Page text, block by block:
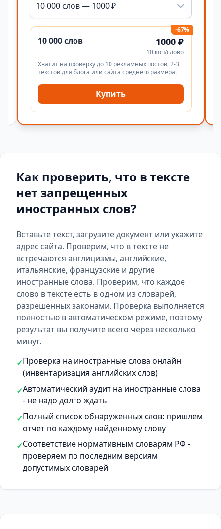
10 000 слов — 1000 ₽
-67%
10 000 слов 1000 ₽
10 коп/слово
Хватит на проверку до 10 рекламных постов, 2-3
текстов для блога или сайта среднего размера.
Купить
Как проверить, что в тексте
нет запрещенных
иностранных слов?
Вставьте текст, загрузите документ или укажите
адрес сайта. Проверим, что в тексте не
встречаются англицизмы, английские,
итальянские, французские и другие
иностранные слова. Проверим, что каждое
слово в тексте есть в одном из словарей,
разрешенных законами. Проверка выполняется
полностью в автоматическом режиме, поэтому
результат вы получите всего через несколько
минут.
✓Проверка на иностранные слова онлайн
(инвентаризация английских слов)
✓Автоматический аудит на иностранные слова
- не надо долго ждать
✓Полный список обнаруженных слов: пришлем
отчет по каждому найденному слову
✓Соответствие нормативным словарям РФ -
проверяем по последним версиям
допустимых словарей